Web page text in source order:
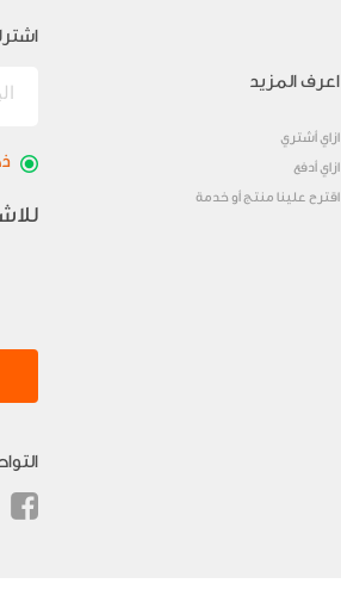
اعرف المزيد
ازاي أشتري
ازاي أدفع
اقترح علينا منتج أو خدمة